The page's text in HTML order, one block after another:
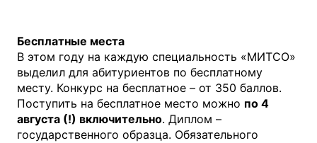
Бесплатные места
В этом году на каждую специальность «МИТСО»
выделил для абитуриентов по бесплатному
месту. Конкурс на бесплатное – от 350 баллов.
Поступить на бесплатное место можно по 4
августа (!) включительно. Диплом –
государственного образца. Обязательного